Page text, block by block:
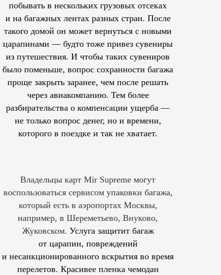
побывать в нескольких грузовых отсеках
и на багажных лентах разных стран. После
такого домой он может вернуться с новыми
царапинами — будто тоже привез сувениры
из путешествия. И чтобы таких сувениров
было поменьше, вопрос сохранности багажа
проще закрыть заранее, чем после решать
через авиакомпанию. Тем более
разбирательства о компенсации ущерба —
не только вопрос денег, но и времени,
которого в поездке и так не хватает.
Владельцы карт Mir Supreme могут
воспользоваться сервисом упаковки багажа,
который есть в аэропортах Москвы,
например, в Шереметьево, Внуково,
Жуковском. Услуга защитит багаж
от царапин, повреждений
и несанкционированного вскрытия во время
перелетов. Красивее пленка чемодан